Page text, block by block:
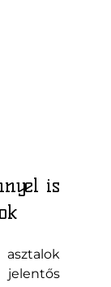
is
jelentős